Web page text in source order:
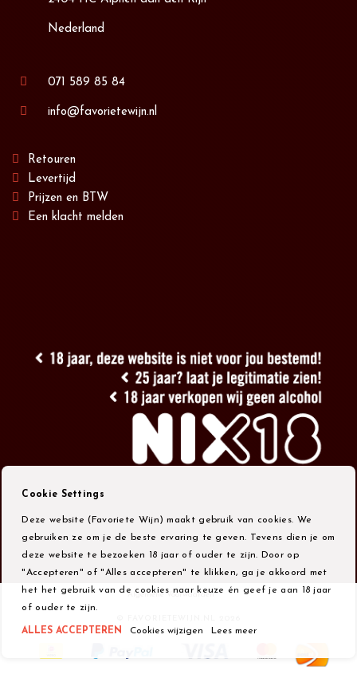
Nederland
071 589 85 84
info@favorietewijn.nl
Retouren
Levertijd
Prijzen en BTW
Een klacht melden
Algemene Voorwaarden
Cookie Settings
Deze website (Favoriete Wijn) maakt gebruik van cookies. We
gebruiken ze om je de beste ervaring te geven. Tevens dien je om
deze website te bezoeken 18 jaar of ouder te zijn. Door op
"Accepteren" of "Alles accepteren" te klikken, ga je akkoord met
het het gebruik van de cookies naar keuze én geef je aan 18 jaar
of ouder te zijn.
ALLES ACCEPTEREN Cookies wijzigen Lees meer